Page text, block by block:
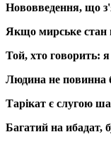
Нововведення, що
Якщо мирське стан
Той, хто говорить:
Людина не повинна
Тарікат є слугою
Багатий на ибадат,